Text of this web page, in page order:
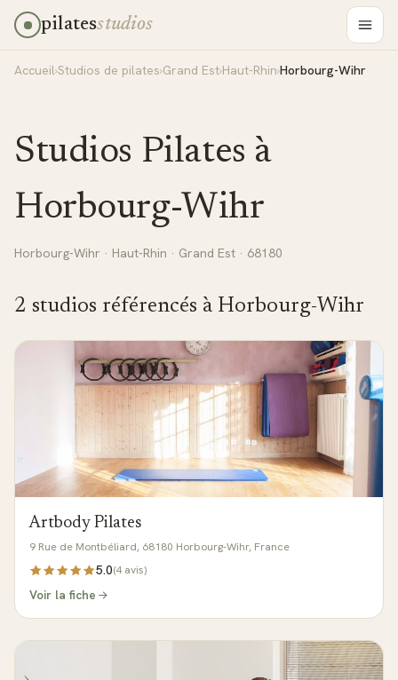
pilatesstudios
Accueil›Studios de pilates›Grand Est›Haut-Rhin›Horbourg-Wihr
Studios Pilates à
Horbourg-Wihr
Horbourg-Wihr · Haut-Rhin · Grand Est · 68180
2 studios référencés à Horbourg-Wihr
Artbody Pilates
9 Rue de Montbéliard, 68180 Horbourg-Wihr, France
5.0(4avis)
Voir la fiche